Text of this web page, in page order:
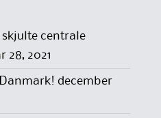
skjulte centrale
28, 2021
december